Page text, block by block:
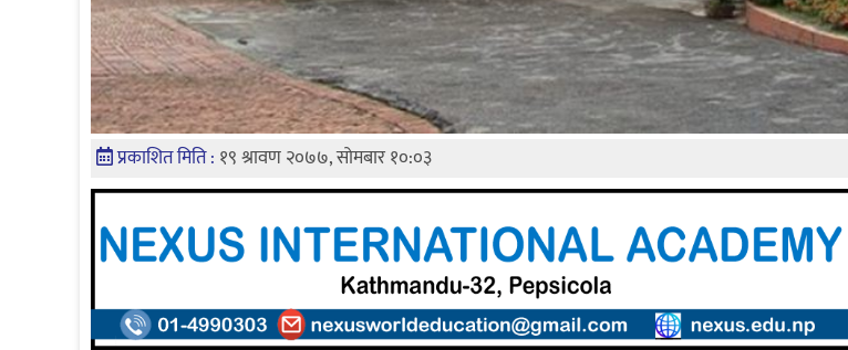
प्रकाशित मिति : १९ श्रावण २०७७, सोमबार १०:०३